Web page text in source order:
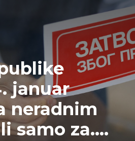
januar
neradnim
samo za….